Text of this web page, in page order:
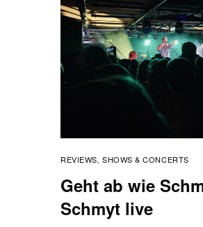
REVIEWS, SHOWS & CONCERTS
Geht ab wie
Schmyt live